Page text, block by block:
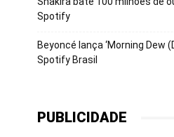
Spotify
Beyoncé lança ‘Morning Dew
Spotify Brasil
PUBLICIDADE